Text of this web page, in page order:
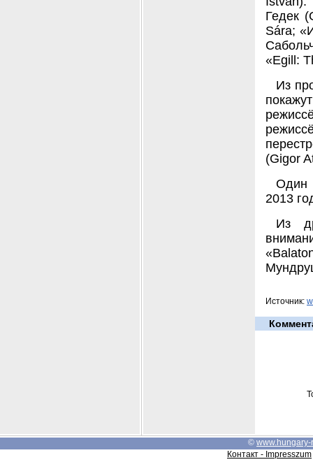
Гедек
Sára;
«Egill:
Из
(Gigor
Один
2013
Из
Источник:
© www.hungary-
Контакт - Impresszum